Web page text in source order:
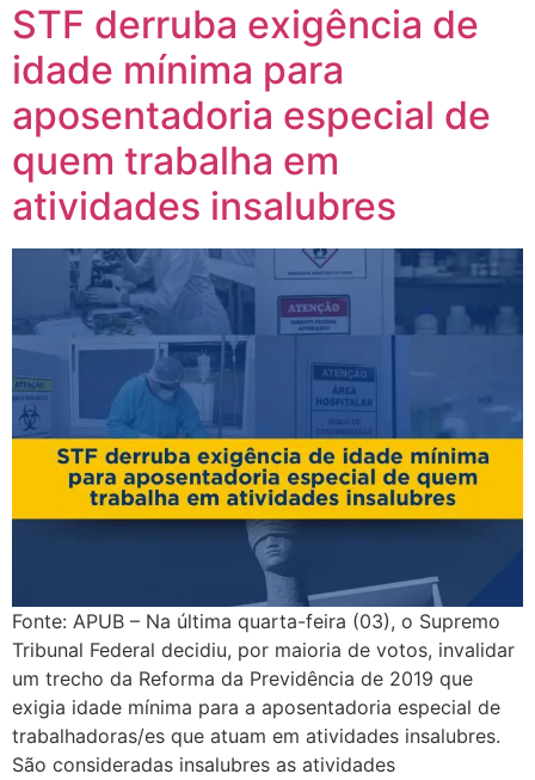
STF derruba exigência de
idade mínima para
aposentadoria especial de
quem trabalha em
atividades insalubres
Fonte: APUB – Na última quarta-feira (03), o Supremo
Tribunal Federal decidiu, por maioria de votos, invalidar
um trecho da Reforma da Previdência de 2019 que
exigia idade mínima para a aposentadoria especial de
trabalhadoras/es que atuam em atividades insalubres.
São consideradas insalubres as atividades